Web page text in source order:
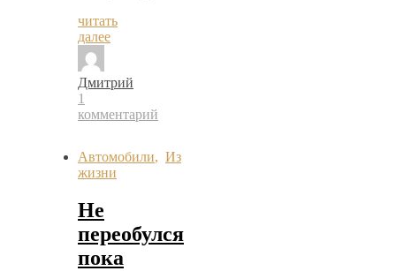
читать
далее
Дмитрий
1
комментарий
Автомобили, Из
жизни
Не
переобулся
пока